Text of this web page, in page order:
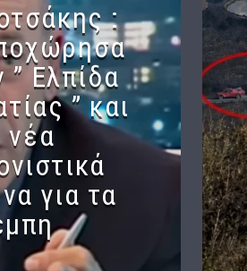
:
” Ελπίδα
” και
νέα
για τα